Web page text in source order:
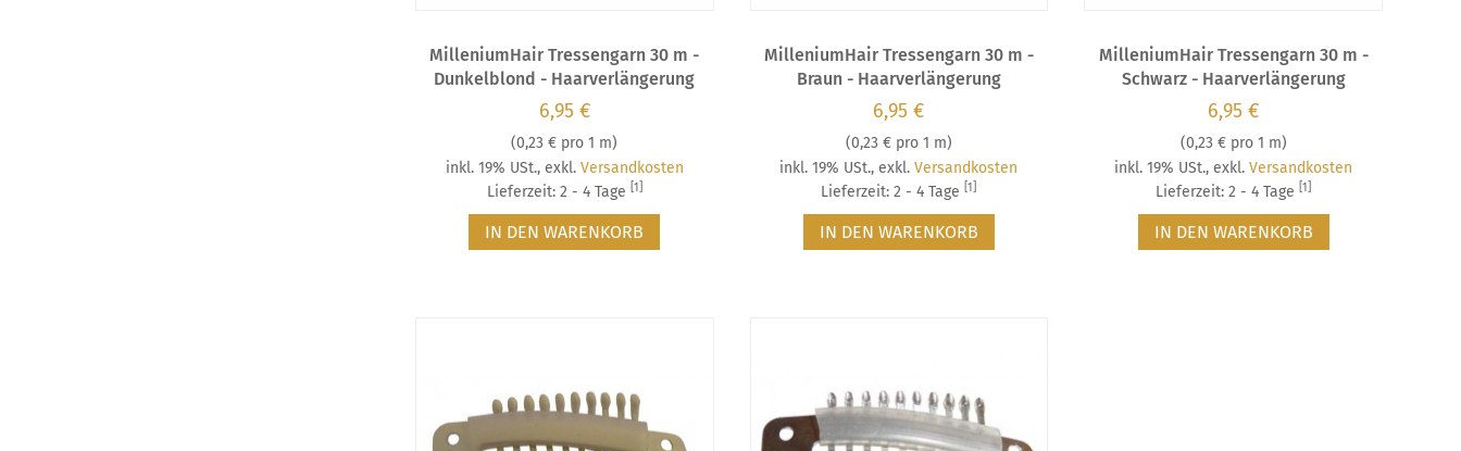
MilleniumHair Tressengarn 30 m -
Dunkelblond - Haarverlängerung
6,95 €
(0,23 € pro 1 m)
inkl. 19% USt., exkl. Versandkosten
Lieferzeit: 2 - 4 Tage
[1]
IN DEN WARENKORB
MilleniumHair Tressengarn 30 m -
Braun - Haarverlängerung
6,95 €
(0,23 €pro 1 m)
inkl. 19% USt.,exkl.Versandkosten
Lieferzeit: 2 - 4 Tage[1]
IN DEN WARENKORB
MilleniumHair Tressengarn 30 m -
Schwarz - Haarverlängerung
6,95 €
(0,23 €pro 1 m)
inkl. 19% USt.,exkl.Versandkosten
Lieferzeit: 2 - 4 Tage [1]
IN DEN WARENKORB